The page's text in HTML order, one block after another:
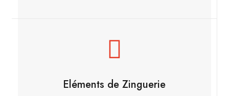
Eléments de Zinguerie